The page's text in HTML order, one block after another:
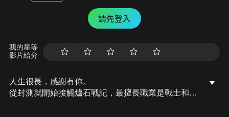
請先登入
我的星等
影片給分
人生很長，感謝有你。
從封測就開始接觸爐石戰記，最擅長職業是戰士和牧